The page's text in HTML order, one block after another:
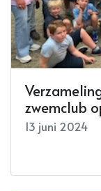
zwemclub
13 juni 2024